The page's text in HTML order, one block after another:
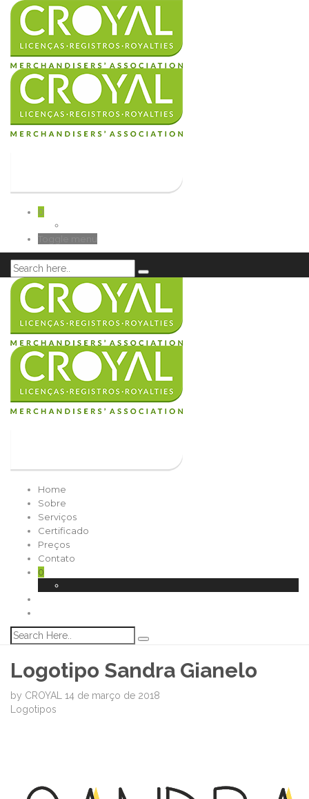
0
Home
Sobre
Serviços
Certificado
Preços
Contato
0
Logotipo Sandra Gianelo
by CROYAL 14 de março de 2018
Logotipos